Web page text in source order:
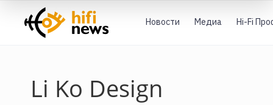
Новости Медиа Hi-Fi
Li Ko Design